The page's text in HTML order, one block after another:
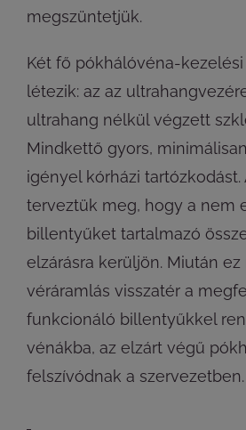
megszüntetjük.
Két fő pókhálóvéna-
létezik: az az
ultrahang nélkül végzett
Mindkettő gyors,
igényel kórházi
terveztük meg, hogy a nem
billentyűket tartalmazó
elzárásra kerüljön. Miután
véráramlás visszatér a
funkcionáló billentyűkkel
vénákba, az elzárt végű
felszívódnak a szervezetben.